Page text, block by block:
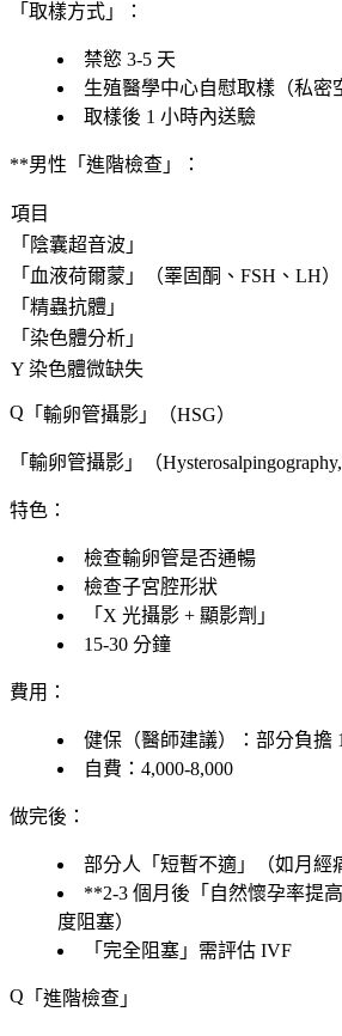
「取樣方式」：
禁慾 3-5 天
生殖醫學中心自慰取樣（私密
取樣後 1 小時內送驗
**男性「進階檢查」：
項目
「 陰囊超音波 」
「 血液荷爾蒙 」（睪固酮、FSH、LH）
「 精蟲抗體 」
「 染色體分析 」
Y 染色體微缺失
「 輸卵管攝影 」（HSG）
「輸卵管攝影」（
特色 ：
檢查輸卵管是否通暢
檢查子宮腔形狀
「X 光攝影 + 顯影劑」
15-30 分鐘
費用 ：
健保 （醫師建議）：部分負擔
自費 ：4,000-8,000
做完後 ：
部分人「短暫不適」（如月經
**2-3 個月後「自然懷孕率提
度阻塞）
「完全阻塞」需評估 IVF
「進階檢查」